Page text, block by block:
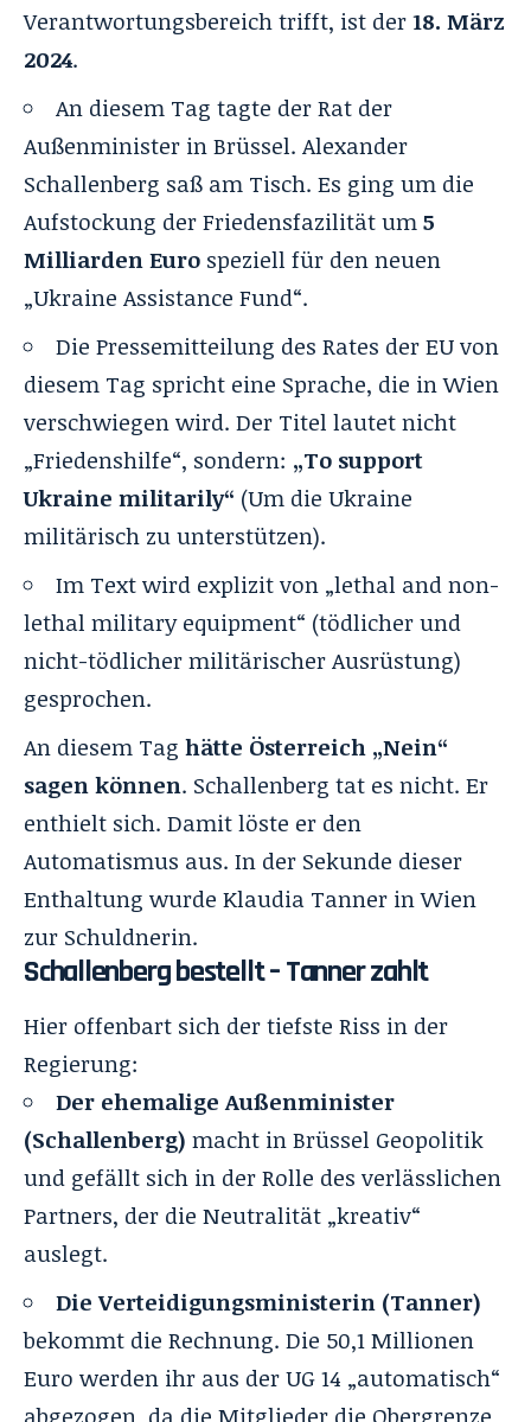
Verantwortungsbereich trifft, ist der18. März
2024.
An diesem Tag tagte der Rat der
Außenminister in Brüssel. Alexander
Schallenberg saß am Tisch. Es ging um die
Aufstockung der Friedensfazilität um5
Milliarden Euro speziell für den neuen
„Ukraine Assistance Fund“.
Die Pressemitteilung des Rates der EU von
diesem Tag spricht eine Sprache, die in Wien
verschwiegen wird. Der Titel lautet nicht
„Friedenshilfe“, sondern: „To support
Ukraine militarily“ (Um die Ukraine
militärisch zu unterstützen).
Im Text wird explizit von „lethal and non-
lethal military equipment“ (tödlicher und
nicht-tödlicher militärischer Ausrüstung)
gesprochen.
An diesem Tag hätte Österreich „Nein“
sagen können. Schallenberg tat es nicht. Er
enthielt sich. Damit löste er den
Automatismus aus. In der Sekunde dieser
Enthaltung wurde Klaudia Tanner in Wien
zur Schuldnerin.
Schallenberg bestellt – Tanner zahlt
Hier offenbart sich der tiefste Riss in der
Regierung:
Der ehemalige Außenminister
(Schallenberg) macht in Brüssel Geopolitik
und gefällt sich in der Rolle des verlässlichen
Partners, der die Neutralität „kreativ“
auslegt.
Die Verteidigungsministerin (Tanner)
bekommt die Rechnung. Die 50,1 Millionen
Euro werden ihr aus der UG 14 „automatisch“